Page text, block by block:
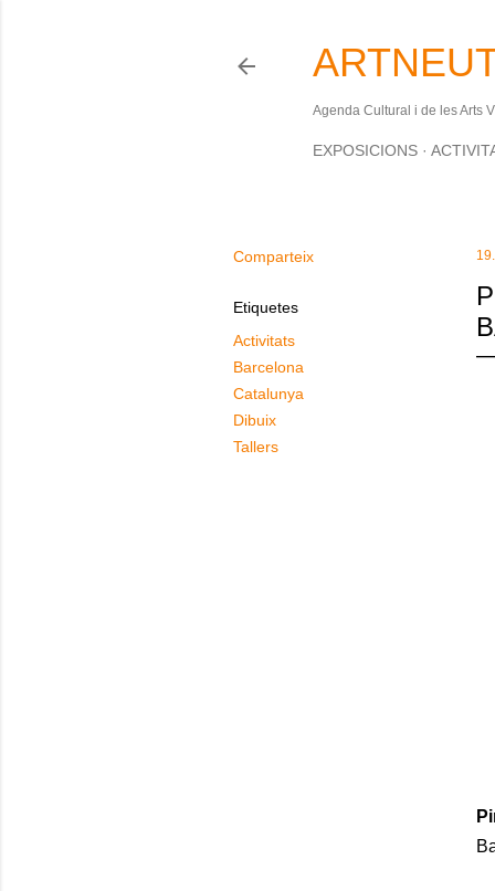
Agenda Cultural i de les Arts
EXPOSICIONS
Comparteix
Etiquetes
Activitats
Barcelona
Catalunya
Dibuix
Tallers